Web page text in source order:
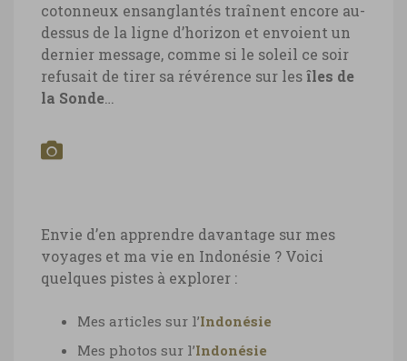
cotonneux ensanglantés traînent encore au-
dessus de la ligne d’horizon et envoient un
dernier message, comme si le soleil ce soir
refusait de tirer sa révérence sur lesîles de
la Sonde…
Envie d’en apprendre davantage sur mes
voyages et ma vie en Indonésie ? Voici
quelques pistes à explorer :
Mes articles sur l’Indonésie
Mes photos sur l’Indonésie